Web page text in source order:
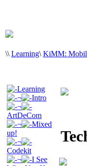
\\ Learning\ KiMM:
Learning
¬
Intro
¬
ArtDeCom
¬
Mixed
up!
¬
Codekit
¬
I See